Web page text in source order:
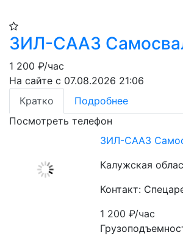
ЗИЛ-СААЗ
1 200 ₽/час
На сайте с 07.08.2026 21:06
Кратко
Подробнее
Посмотреть телефон
ЗИЛ-СААЗ
Калужская
Контакт:
1 200₽/час